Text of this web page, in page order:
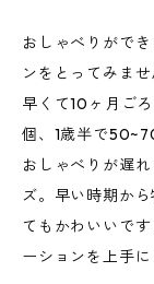
おしゃべりがで
ンをとってみませ
早くて10ヶ月ご
個、1歳半で
おしゃべりが遅
ズ。早い時期か
てもかわいいで
ーションを上手